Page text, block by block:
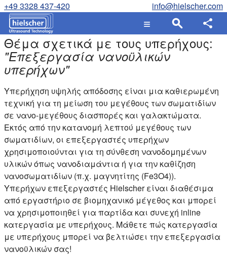
+49 3328 437-420 info@hielscher.com
Θέμα σχετικά με τους υπερήχους:
"Επεξεργασία νανοϋλικών
υπερήχων"
Υπερήχηση υψηλής απόδοσης είναι μια καθιερωμένη
τεχνική για τη μείωση του μεγέθους των σωματιδίων
σε νανο-μεγέθους διασπορές και γαλακτώματα.
Εκτός από την κατανομή λεπτού μεγέθους των
σωματιδίων, οι επεξεργαστές υπερήχων
χρησιμοποιούνται για τη σύνθεση νανοδομημένων
υλικών όπως νανοδιαμάντια ή για την καθίζηση
νανοσωματιδίων (π.χ. μαγνητίτης (Fe3O4)).
Υπερήχων επεξεργαστές Hielscher είναι διαθέσιμα
από εργαστήριο σε βιομηχανικό μέγεθος και μπορεί
να χρησιμοποιηθεί για παρτίδα και συνεχή inline
κατεργασία με υπερήχους. Μάθετε πώς κατεργασία
με υπερήχους μπορεί να βελτιώσει την επεξεργασία
νανοϋλικών σας!